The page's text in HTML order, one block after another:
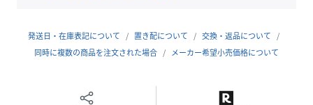
サイズ 40
発送日・在庫表記について 置き配について
交換・返品について
同時に複数の商品を注文された場合
メーカー希望小売価格について